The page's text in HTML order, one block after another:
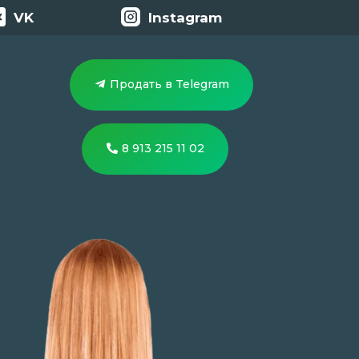
VK Instagram
Продать в Telegram
8 913 215 11 02